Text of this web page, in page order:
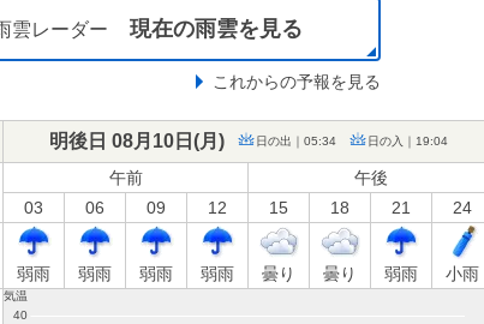
雲レーダー 現在の雨雲を見る
これからの予報を見る
明後日 08月10日(月 ) 日の出｜05:34 日の入｜19:04
午前
午後
03
06 09 12 15 18 21 24
弱雨
弱雨 弱雨 弱雨 曇り 曇り 弱雨 小雨